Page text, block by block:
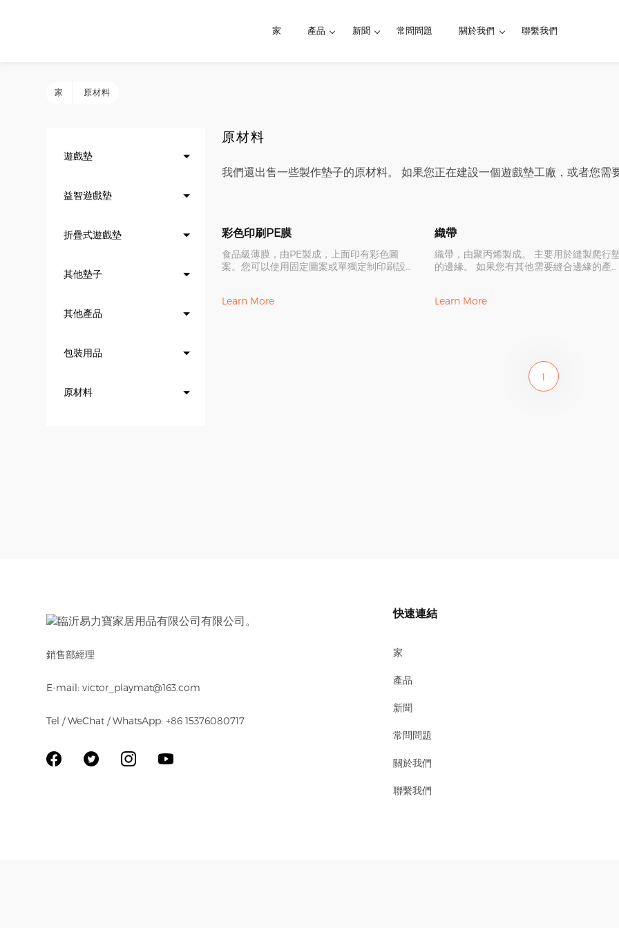
家 產品 新聞 常問問題 關於我們 聯繫我們
家 原材料
遊戲墊
益智遊戲墊
折疊式遊戲墊
其他墊子
其他產品
包裝用品
原材料
原材料
我們還出售一些製作墊子的原材料。 如果您正在建設一個遊戲墊工廠，或者您
彩色印刷PE膜
食品級薄膜，由PE製成，上面印有彩色圖
案。您可以使用固定圖案或單獨定制印刷設
Learn More
織帶
織帶，由聚丙烯製成。 主要用於縫製爬行
的邊緣。 如果您有其他需要縫合邊緣的產
Learn More
1
銷售部經理
E-mail: victor_playmat@163.com
Tel / WeChat / WhatsApp: +86 15376080717
快速連結
家
產品
新聞
常問問題
關於我們
聯繫我們